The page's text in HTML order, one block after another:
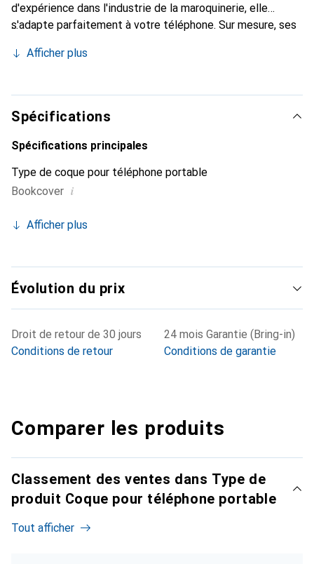
d'expérience dans l'industrie de la maroquinerie, elle
s'adapte parfaitement à votre téléphone. Sur mesure, ses
devient un accessoire chic et indispensable pour votre
produits de haute qualité, la marque Noreve est un choix
fiable pour une clientèle exigeante.
Afficher plus
Spécifications
Spécifications principales
Type de coque pour téléphone portable
Bookcover i
Afficher plus
Évolution du prix
Droit de retour de 30 jours
Conditions de retour
24 mois Garantie (Bring-in)
Conditions de garantie
Comparer les produits
Classement des ventes dans Type de
produit Coque pour téléphone portable
Tout afficher